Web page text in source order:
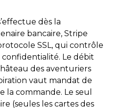
dès la
bancaire, Stripe
SSL, qui contrôle
confidentialité. Le débit
des aventuriers
vaut mandat de
commande. Le seul
(seules les cartes des